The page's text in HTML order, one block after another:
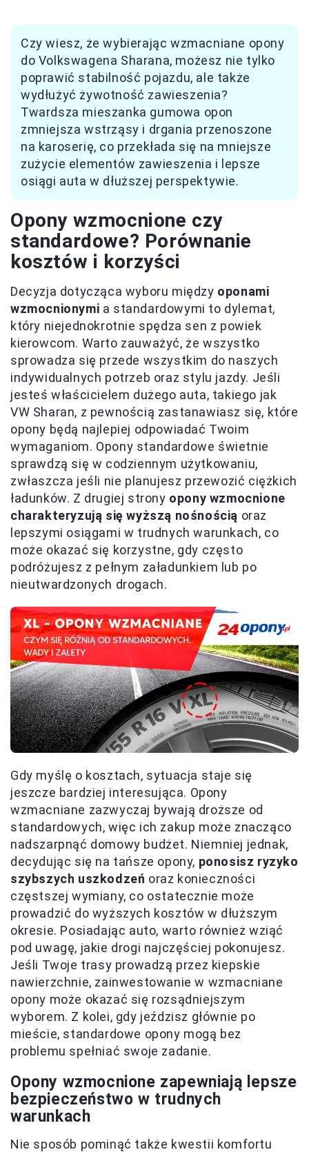
Czy wiesz, że wybierając wzmacniane opony
do Volkswagena Sharana, możesz nie tylko
poprawić stabilność pojazdu, ale także
wydłużyć żywotność zawieszenia?
Twardsza mieszanka gumowa opon
zmniejsza wstrząsy i drgania przenoszone
na karoserię, co przekłada się na mniejsze
zużycie elementów zawieszenia i lepsze
osiągi auta w dłuższej perspektywie.
Opony wzmocnione czy
standardowe? Porównanie
kosztów i korzyści
Decyzja dotycząca wyboru między oponami
wzmocnionymi a standardowymi to dylemat,
który niejednokrotnie spędza sen z powiek
kierowcom. Warto zauważyć, że wszystko
sprowadza się przede wszystkim do naszych
indywidualnych potrzeb oraz stylu jazdy. Jeśli
jesteś właścicielem dużego auta, takiego jak
VW Sharan, z pewnością zastanawiasz się, które
opony będą najlepiej odpowiadać Twoim
wymaganiom. Opony standardowe świetnie
sprawdzą się w codziennym użytkowaniu,
zwłaszcza jeśli nie planujesz przewozić ciężkich
ładunków. Z drugiej strony opony wzmocnione
charakteryzują się wyższą nośnością oraz
lepszymi osiągami w trudnych warunkach, co
może okazać się korzystne, gdy często
podróżujesz z pełnym załadunkiem lub po
nieutwardzonych drogach.
Gdy myślę o kosztach, sytuacja staje się
jeszcze bardziej interesująca. Opony
wzmacniane zazwyczaj bywają droższe od
standardowych, więc ich zakup może znacząco
nadszarpnąć domowy budżet. Niemniej jednak,
decydując się na tańsze opony, ponosisz ryzyko
szybszych uszkodzeń oraz konieczności
częstszej wymiany, co ostatecznie może
prowadzić do wyższych kosztów w dłuższym
okresie. Posiadając auto, warto również wziąć
pod uwagę, jakie drogi najczęściej pokonujesz.
Jeśli Twoje trasy prowadzą przez kiepskie
nawierzchnie, zainwestowanie w wzmacniane
opony może okazać się rozsądniejszym
wyborem. Z kolei, gdy jeździsz głównie po
mieście, standardowe opony mogą bez
problemu spełniać swoje zadanie.
Opony wzmocnione zapewniają lepsze
bezpieczeństwo w trudnych
warunkach
Nie sposób pominąć także kwestii komfortu